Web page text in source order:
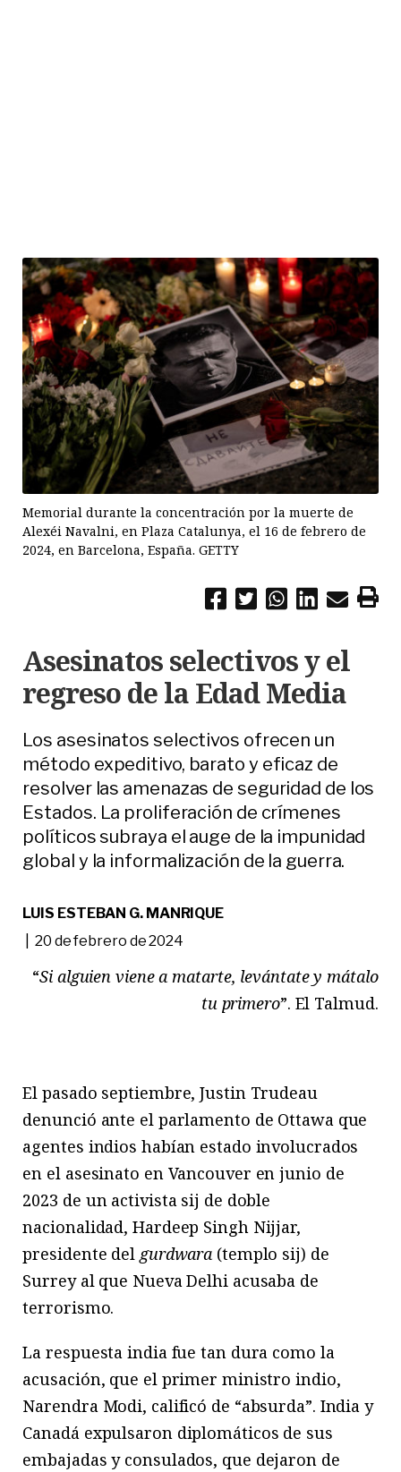
Memorial durante la concentración por la muerte de
Alexéi Navalni, en Plaza Catalunya, el 16 de febrero de
2024, en Barcelona, España. GETTY
Asesinatos selectivos y el
regreso de la Edad Media
Los asesinatos selectivos ofrecen un
método expeditivo, barato y eficaz de
resolver las amenazas de seguridad de los
Estados. La proliferación de crímenes
políticos subraya el auge de la impunidad
global y la informalización de la guerra.
LUIS ESTEBAN G. MANRIQUE
| 20 de febrero de 2024
“Si alguien viene a matarte, levántate y mátalo
tu primero”. El Talmud.
El pasado septiembre, Justin Trudeau
denunció ante el parlamento de Ottawa que
agentes indios habían estado involucrados
en el asesinato en Vancouver en junio de
2023 de un activista sij de doble
nacionalidad, Hardeep Singh Nijjar,
presidente del gurdwara (templo sij) de
Surrey al que Nueva Delhi acusaba de
terrorismo.
La respuesta india fue tan dura como la
acusación, que el primer ministro indio,
Narendra Modi, calificó de “absurda”. India y
Canadá expulsaron diplomáticos de sus
embajadas y consulados, que dejaron de